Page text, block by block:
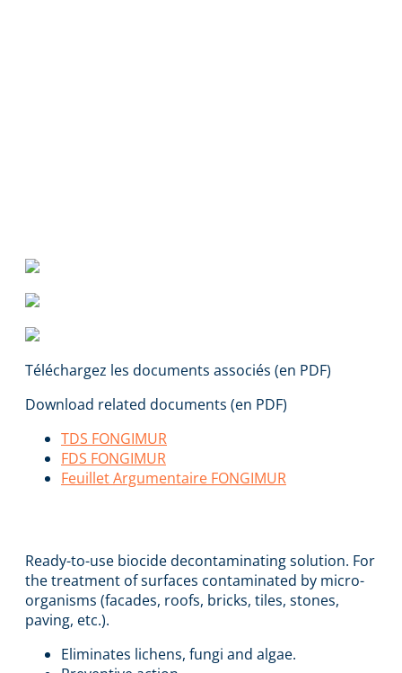
Téléchargez les documents associés (en PDF)
Download related documents (en PDF)
TDS FONGIMUR
FDS FONGIMUR
Feuillet Argumentaire FONGIMUR
Ready-to-use biocide decontaminating solution. For
the treatment of surfaces contaminated by micro-
organisms (facades, roofs, bricks, tiles, stones,
paving, etc.).
Eliminates lichens, fungi and algae.